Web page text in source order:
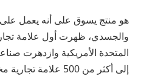
هو منتج يسوق على أنه يعمل
المتحدة الأمريكية وازدهرت
إلى أكثر من 500 علامة تجارية مختلفة في عام 2006.